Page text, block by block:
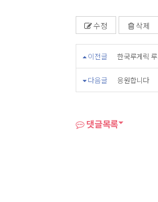
수정 삭제
이전글 한국루게릭
다음글 응원합니다
댓글목록